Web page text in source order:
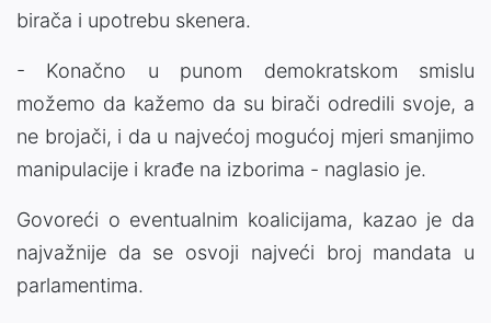
birača i upotrebu skenera.
- Konačno u punom demokratskom smislu
možemo da kažemo da su birači odredili svoje, a
ne brojači, i da u najvećoj mogućoj mjeri smanjimo
manipulacije i krađe na izborima - naglasio je.
Govoreći o eventualnim koalicijama, kazao je da
najvažnije da se osvoji najveći broj mandata u
parlamentima.